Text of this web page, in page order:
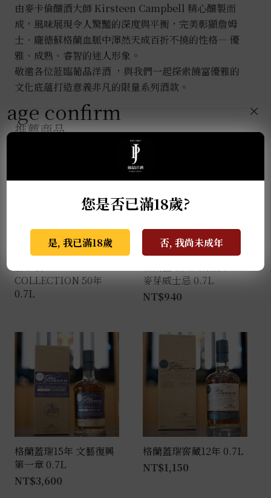
版
0.7L
數
量
由麥卡倫釀酒大師 Kirsteen Campbell 精心釀製而
成，風味展現令人驚豔的深度與平衡，完美彰顯詹姆
士．龐德蘇格蘭血脈中渾然天成百折不撓的性格— 優
雅、成熟、睿智的迷人形象。
敬邀各位蒞臨葡晶洋酒 ，與我們一起探索饒富優雅的
文化底蘊打造意義非凡的限量系列酒款。
推薦商品
COLLECTION 50年
0.7L
麥芽威士忌 0.7L
NT$940
格蘭蓋瑞15年 文藝復興
第一章 0.7L
NT$3,600
格蘭蓋瑞窖藏12年 0.7L
NT$1,150
age confirm
您是否已滿18歲?
是, 我已滿18歲 否, 我尚未成年
×